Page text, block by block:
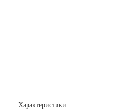
Характеристики